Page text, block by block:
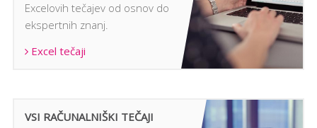
Excelovih tečajev od osnov do
ekspertnih znanj.
Excel tečaji
VSI RAČUNALNIŠKI TEČAJI